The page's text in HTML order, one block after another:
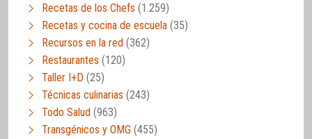
Recetas de los Chefs (1.259)
Recetas y cocina de escuela (35)
Recursos en la red (362)
Restaurantes (120)
Taller I+D (25)
Técnicas culinarias (243)
Todo Salud (963)
Transgénicos y OMG (455)